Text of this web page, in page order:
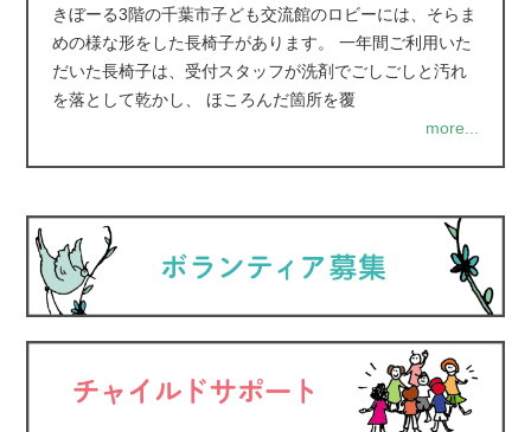
きぼーる3階の千葉市子ども交流館のロビーには、そらま
めの様な形をした長椅子があります。 一年間ご利用いた
だいた長椅子は、受付スタッフが洗剤でごしごしと汚れ
を落として乾かし、 ほころんだ箇所を覆
more...